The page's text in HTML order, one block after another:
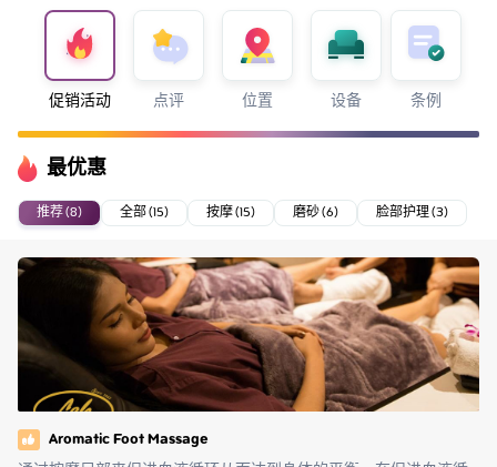
促销活动 点评 位置 设备 条例
最优惠
推荐 (8) 全部 (15) 按摩 (15) 磨砂 (6) 脸部护理 (3)
Aromatic Foot Massage